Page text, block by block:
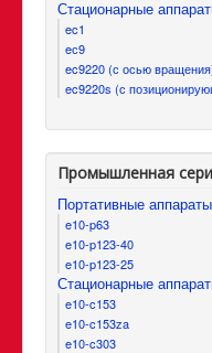
Стационарные
ec1
eс9
ec9220 (с осью
ec9220s (с
Промышленная
Портативные аппараты
e10-p63
e10-p123-40
e10-p123-25
Стационарные
e10-c153
e10-c153za
e10-c303